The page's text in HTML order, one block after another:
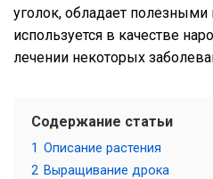
уголок, обладает
используется в качестве
лечении некоторых
Содержание статьи
1 Описание растения
2 Выращивание дрока